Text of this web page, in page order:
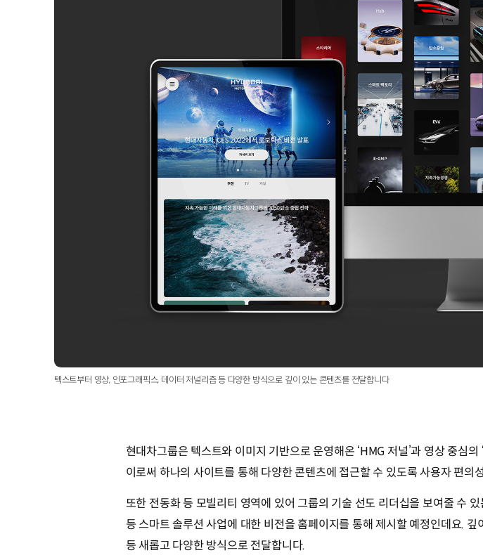
텍스트부터 영상, 인포그래픽스, 데이터 저널리즘 등 다양한 방식으로 깊이 있는 콘텐츠를 전달합니다
현대차그룹은 텍스트와 이미지 기반으로 운영해온 ‘HMG 저널’과 영상 중심
이로써 하나의 사이트를 통해 다양한 콘텐츠에 접근할 수 있도록 사용자 편의
또한 전동화 등 모빌리티 영역에 있어 그룹의 기술 선도 리더십을 보여줄 수
등 스마트 솔루션 사업에 대한 비전을 홈페이지를 통해 제시할 예정인데요.
등 새롭고 다양한 방식으로 전달합니다.